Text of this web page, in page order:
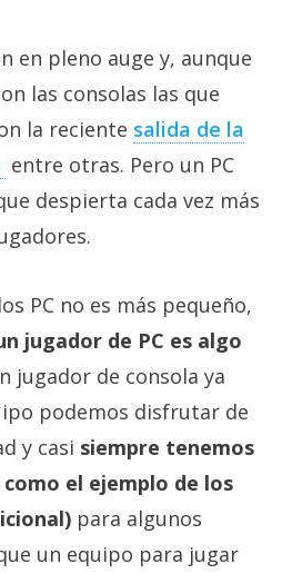
en pleno auge y, aunque
las consolas las que
la reciente salida de la
entre otras. Pero un PC
despierta cada vez más
PC no es más pequeño,
jugador de PC es algo
jugador de consola ya
podemos disfrutar de
y casi siempre tenemos
el ejemplo de los
para algunos
un equipo para jugar